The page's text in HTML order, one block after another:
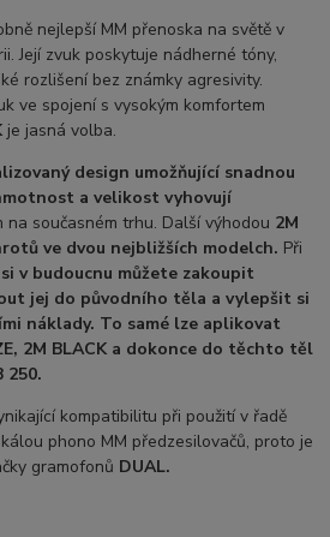
nejlepší MM přenoska na světě v
Její zvuk poskytuje nádherné tóny,
rozlišení bez známky agresivity.
ve spojení s vysokým komfortem
je jasná volba.
design umožňující snadnou
a velikost vyhovují
na současném trhu. Další výhodou 2M
ve dvou nejbližších modelch. Při
v budoucnu můžete zakoupit
jej do původního těla a vylepšit si
náklady. To samé lze aplikovat
2M BLACK a dokonce do těchto těl
250.
kompatibilitu při použití v řadě
phono MM předzesilovačů, proto je
gramofonů DUAL.